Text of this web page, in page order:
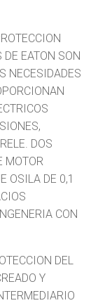
DE EATON SON
NECESIDADES
DOS
MOTOR
OSILA DE 0,1
CON
DEL
Y